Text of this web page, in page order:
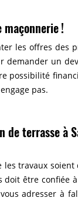
!
les offres des
un
pas.
de terrasse à
les travaux
doit être confiée
adresser à